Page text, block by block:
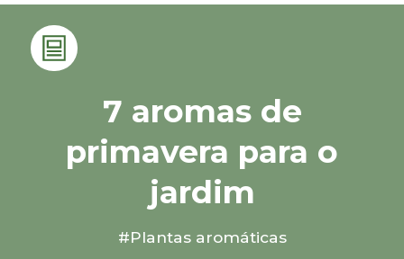
7 aromas de
primavera para o
jardim
#Plantas aromáticas